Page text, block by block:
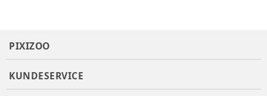
PIXIZOO
KUNDESERVICE